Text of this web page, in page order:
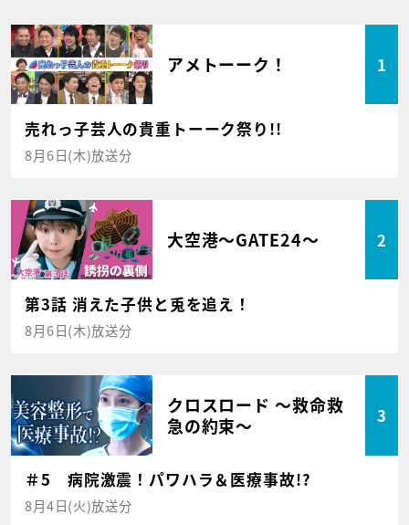
アメトーーク！ 1
売れっ子芸人の貴重トーーク祭り!!
8月6日(木)放送分
大空港～GATE24～ 2
第3話 消えた子供と兎を追え！
8月6日(木)放送分
クロスロード ～救命救
急の約束～
3
＃5 病院激震！パワハラ＆医療事故!?
8月4日(火)放送分